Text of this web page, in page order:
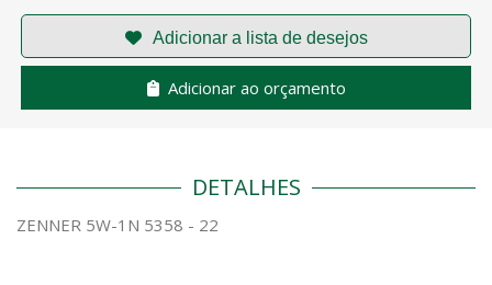
Adicionar ao orçamento
DETALHES
ZENNER 5W-1N 5358 - 22